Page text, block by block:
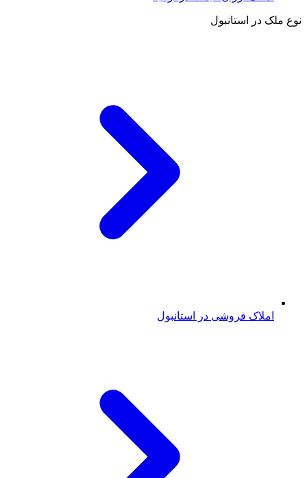
نوع ملک در استانبول
املاک فروشی در استانبول